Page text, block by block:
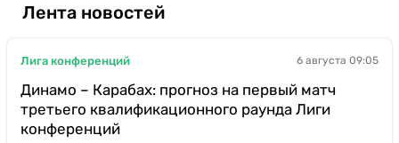
Лента новостей
Лига конференций 6 августа 09:05
Динамо – Карабах: прогноз на первый матч
третьего квалификационного раунда Лиги
конференций